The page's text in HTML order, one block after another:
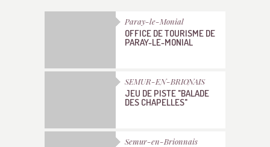
Paray-le-Monial
OFFICE DE TOURISME DE
PARAY-LE-MONIAL
SEMUR-EN-BRIONAIS
JEU DE PISTE "BALADE
DES CHAPELLES"
Semur-en-Brionnais